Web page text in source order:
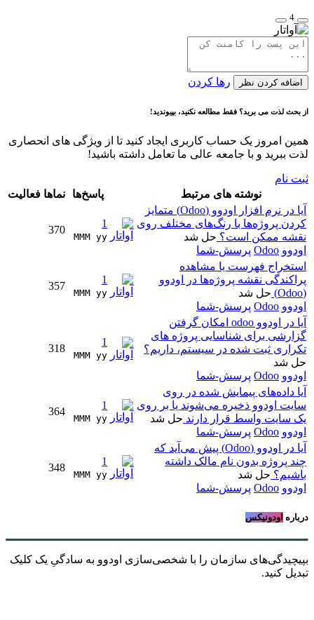
4
اضافه کردن نظر رها کردن
از بحث لذت می برید؟ فقط مطالعه نکنید، بپیوندید!
همین امروز یک حساب کاربری ایجاد کنید تا از ویژگی های انحصاری
لذت ببرید و با جامعه عالی ما تعامل داشته باشید!
ثبت نام
نوشته های مرتبط
پاسخ‌ها نماها فعالیت
آیا در نرم افزار اودوو (Odoo) متمایز
کردن پروژه‌ها با رنگ‌های مختلف روی
نقشه ممکن است؟ حل شد
اودوو Odoo پرسش-شما
1
MMM yy
370
استخراج فهرست یا مشاهده
پراکندگی نقشه پروژه‌ها در اودوو
(Odoo)
حل شد
اودوو Odoo پرسش-شما
1
MMM yy
357
آیا در اودوو odoo امکان گرفتن
گزارشی برای شناسایی پروژه های
تکراری ثبت شده در سیستم، داریم؟
حل شد
اودوو Odoo پرسش-شما
1
MMM yy
318
آیا داده‌های پیمایش شده در روی
سایت اودوو ذخیره می‌شوند یا بر روی
یک سایت واسط قرار دارند حل شد
اودوو Odoo پرسش-شما
1
MMM yy
364
آیا در اودوو (Odoo) پیش می‌آید که
چند پروژه بدون نام مالک داشته
باشیم؟ حل شد
اودوو Odoo پرسش-شما
1
MMM yy
348
درباره اودونیکس
بپیچیدگی‌های سازمان را با شخصی‌سازی اودوو به سادگیِ یک کلیک
تبدیل کنید.